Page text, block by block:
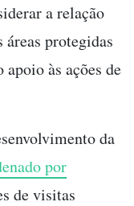
a relação
áreas protegidas
às ações de
da
por
de visitas